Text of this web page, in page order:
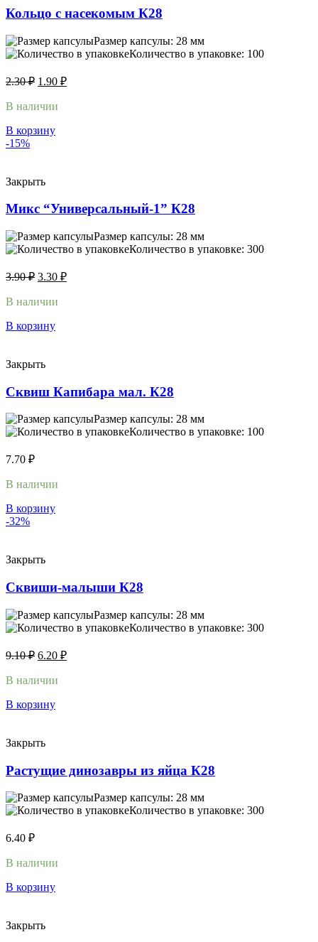
Кольцо с насекомым К28
Размер капсулы: 28 мм
Количество в упаковке: 100
2.30₽ 1.90 ₽
В наличии
В корзину
-15%
Закрыть
Микс “Универсальный-1” К28
Размер капсулы: 28 мм
Количество в упаковке: 300
3.90₽ 3.30 ₽
В наличии
В корзину
Закрыть
Сквиш Капибара мал. К28
Размер капсулы: 28 мм
Количество в упаковке: 100
7.70 ₽
В наличии
В корзину
-32%
Закрыть
Сквиши-малыши К28
Размер капсулы: 28 мм
Количество в упаковке: 300
9.10₽ 6.20 ₽
В наличии
В корзину
Закрыть
Растущие динозавры из яйца К28
Размер капсулы: 28 мм
Количество в упаковке: 300
6.40 ₽
В наличии
В корзину
Закрыть